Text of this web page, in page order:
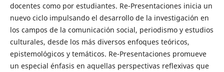
docentes como por estudiantes. Re-Presentaciones inicia un
nuevo ciclo impulsando el desarrollo de la investigación en
los campos de la comunicación social, periodismo y estudios
culturales, desde los más diversos enfoques teóricos,
epistemológicos y temáticos. Re-Presentaciones promueve
un especial énfasis en aquellas perspectivas reflexivas que